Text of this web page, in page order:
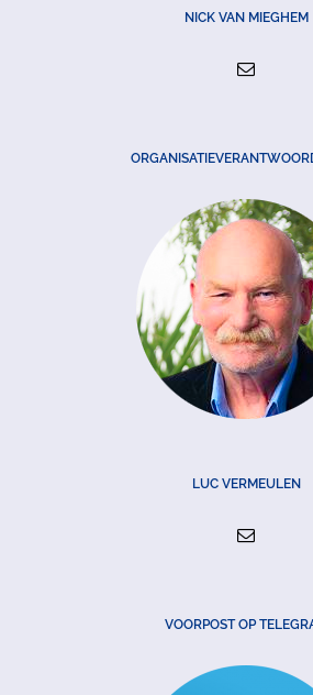
NICK VAN MIEGHEM
LUC VERMEULEN
VOORPOST OP